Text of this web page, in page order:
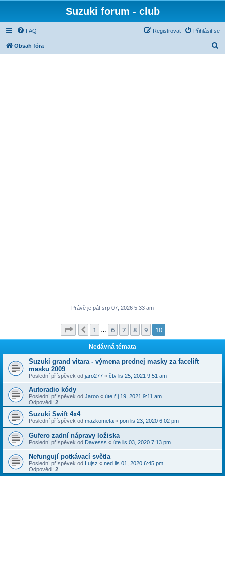
Suzuki forum - club
FAQ Přihlásit se
Registrovat
Obsah fóra
Právě je pát srp 07, 2026 5:33 am
Stránka 10 z10
Předchozí
1 6 7 8 9 10
Nedávná témata
Suzuki grand vitara - výmena prednej masky za facelift
masku 2009
Poslední příspěvek od jaro277 « čtv lis 25, 2021 9:51 am
Autoradio kódy
Poslední příspěvek od Jaroo « úte říj 19, 2021 9:11 am
Odpovědi: 2
Suzuki Swift 4x4
Poslední příspěvek od mazkometa « pon lis 23, 2020 6:02 pm
Gufero zadní nápravy ložiska
Poslední příspěvek od Davesss « úte lis 03, 2020 7:13 pm
Nefungují potkávací světla
Poslední příspěvek od Lujsz « ned lis 01, 2020 6:45 pm
Odpovědi: 2